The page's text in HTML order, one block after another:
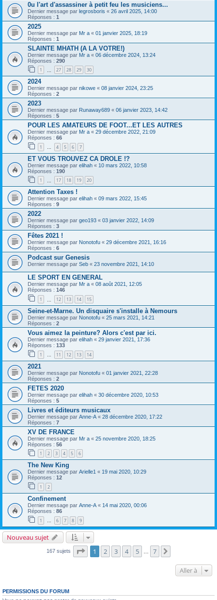
0u l'art d'assassiner à petit feu les musiciens...
Dernier message par legrosboris « 26 avril 2025, 14:00
Réponses : 1
2025
Dernier message par Mr a « 01 janvier 2025, 18:19
Réponses : 1
SLAINTE MHATH (A LA VOTRE!)
Dernier message par Mr a « 06 décembre 2024, 13:24
Réponses : 290
1 27 28 29 30
2024
Dernier message par nikowe « 08 janvier 2024, 23:25
Réponses : 2
2023
Dernier message par Runaway689 « 06 janvier 2023, 14:42
Réponses : 5
POUR LES AMATEURS DE FOOT...ET LES AUTRES
Dernier message par Mr a « 29 décembre 2022, 21:09
Réponses : 66
1 … 4 5 6 7
ET VOUS TROUVEZ CA DROLE !?
Dernier message par elihah « 10 mars 2022, 10:58
Réponses : 190
1 17 18 19 20
Attention Taxes !
Dernier message par elihah « 09 mars 2022, 15:45
Réponses : 9
2022
Dernier message par geo193 « 03 janvier 2022, 14:09
Réponses : 3
Fêtes 2021 !
Dernier message par Nonotofu « 29 décembre 2021, 16:16
Réponses : 6
Podcast sur Genesis
Dernier message par Seb « 23 novembre 2021, 14:10
LE SPORT EN GENERAL
Dernier message par Mr a « 08 août 2021, 12:05
Réponses : 146
1 12 13 14 15
Seine-et-Marne. Un disquaire s'installe à Nemours
Dernier message par Nonotofu « 25 mars 2021, 14:21
Réponses : 2
Vous aimez la peinture? Alors c'est par ici.
Dernier message par elihah « 29 janvier 2021, 17:36
Réponses : 133
1 … 11 12 13 14
2021
Dernier message par Nonotofu « 01 janvier 2021, 22:28
Réponses : 2
FETES 2020
Dernier message par elihah « 30 décembre 2020, 10:53
Réponses : 5
Livres et éditeurs musicaux
Dernier message par Anne-A « 28 décembre 2020, 17:22
Réponses : 7
XV DE FRANCE
Dernier message par Mr a « 25 novembre 2020, 18:25
Réponses : 56
1 2 3 4 5 6
The New King
Dernier message par Arielle1 « 19 mai 2020, 10:29
Réponses : 12
1 2
Confinement
Dernier message par Anne-A « 14 mai 2020, 00:06
Réponses : 86
1 … 6 7 8 9
Nouveau sujet
167 sujets Page sur7
1 2 3 4 5 7
Aller à
PERMISSIONS DU FORUM